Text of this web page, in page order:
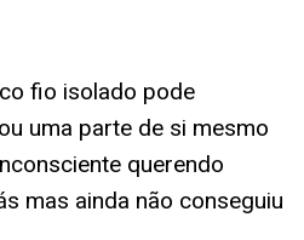
fio isolado pode
uma parte de si mesmo
querendo
mas ainda não conseguiu